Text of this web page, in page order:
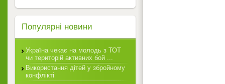
Популярні новини
Україна чекає на молодь з ТОТ
чи територій активних бой ...
Використання дітей у збройному
конфлікті